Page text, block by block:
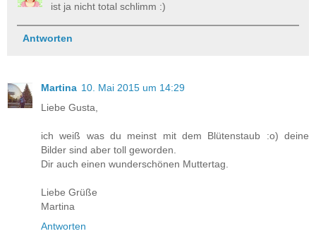
ist ja nicht total schlimm :)
Antworten
Martina 10. Mai 2015 um 14:29
Liebe Gusta,
ich weiß was du meinst mit dem Blütenstaub :o) deine
Bilder sind aber toll geworden.
Dir auch einen wunderschönen Muttertag.
Liebe Grüße
Martina
Antworten